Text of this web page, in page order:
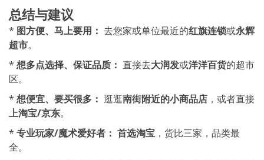
总结与建议
* 图方便、马上要用： 去您家或单位最近的红旗连锁或永辉
超市。
* 想多点选择、保证品质： 直接去大润发或洋洋百货的超市
区。
* 想便宜、要买很多： 逛逛南街附近的小商品店 ，或者直接
上淘宝/京东。
* 专业玩家/魔术爱好者： 首选淘宝 ，货比三家，品类最
全。